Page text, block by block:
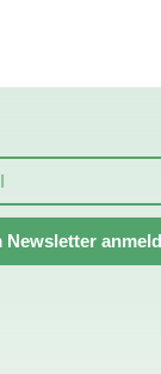
Newsletter